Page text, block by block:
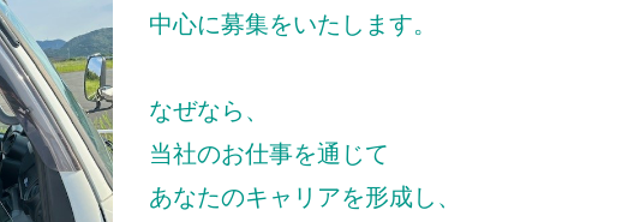
中心に募集をいたします。
なぜなら、
当社のお仕事を通じて
あなたのキャリアを形成し、